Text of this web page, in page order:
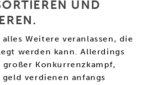
UND
Weitere veranlassen, die
werden kann. Allerdings
Konkurrenzkampf,
verdienen anfangs